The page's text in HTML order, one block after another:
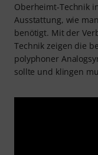
Oberheimt-Technik
Ausstattung, wie
benötigt. Mit der
Technik zeigen die
polyphoner
sollte und klingen